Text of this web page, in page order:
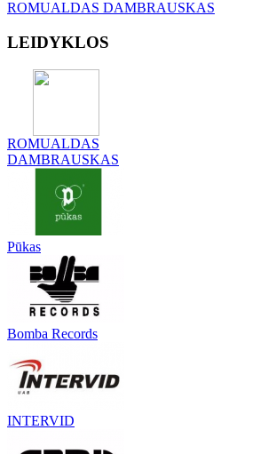
ROMUALDAS DAMBRAUSKAS
LEIDYKLOS
ROMUALDAS
DAMBRAUSKAS
Pūkas
Bomba Records
INTERVID